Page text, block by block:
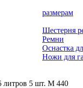
размерам
Шестерня
Ремни
Оснастка
Ножи для
литров 5 шт. M 440